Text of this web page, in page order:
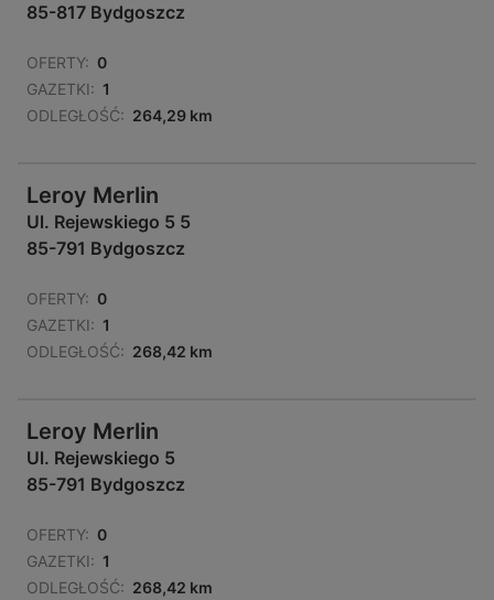
85-817 Bydgoszcz
OFERTY: 0
GAZETKI: 1
ODLEGŁOŚĆ: 264,29 km
Leroy Merlin
Ul. Rejewskiego 5 5
85-791 Bydgoszcz
OFERTY: 0
GAZETKI: 1
ODLEGŁOŚĆ: 268,42 km
Leroy Merlin
Ul. Rejewskiego 5
85-791 Bydgoszcz
OFERTY: 0
GAZETKI: 1
ODLEGŁOŚĆ: 268,42 km